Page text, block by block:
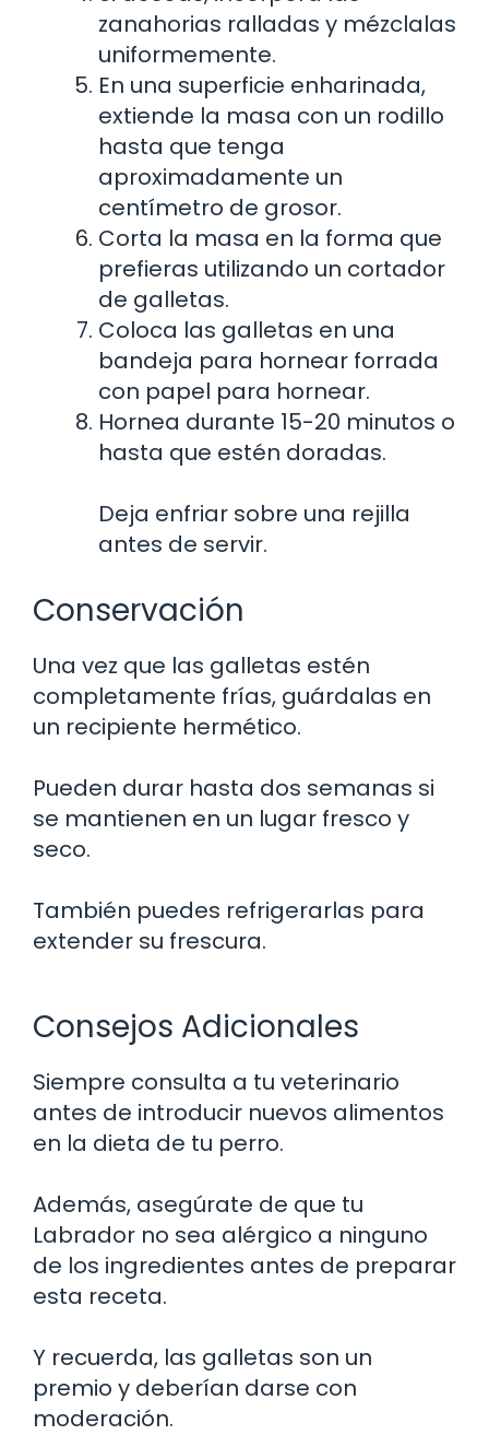
zanahorias ralladas y mézclalas
uniformemente.
En una superficie enharinada,
extiende la masa con un rodillo
hasta que tenga
aproximadamente un
centímetro de grosor.
Corta la masa en la forma que
prefieras utilizando un cortador
de galletas.
Coloca las galletas en una
bandeja para hornear forrada
con papel para hornear.
Hornea durante 15-20 minutos o
hasta que estén doradas.
Deja enfriar sobre una rejilla
antes de servir.
Conservación
Una vez que las galletas estén
completamente frías, guárdalas en
un recipiente hermético.
Pueden durar hasta dos semanas si
se mantienen en un lugar fresco y
seco.
También puedes refrigerarlas para
extender su frescura.
Consejos Adicionales
Siempre consulta a tu veterinario
antes de introducir nuevos alimentos
en la dieta de tu perro.
Además, asegúrate de que tu
Labrador no sea alérgico a ninguno
de los ingredientes antes de preparar
esta receta.
Y recuerda, las galletas son un
premio y deberían darse con
moderación.